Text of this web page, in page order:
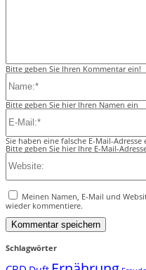
Bitte geben Sie Ihren Kommentar ein!
Bitte geben Sie hier Ihren Namen ein
Sie haben eine falsche E-Mail-Adresse
Bitte geben Sie hier Ihre E-Mail-
Meinen Namen, E-Mail und
wieder kommentiere.
Schlagwörter